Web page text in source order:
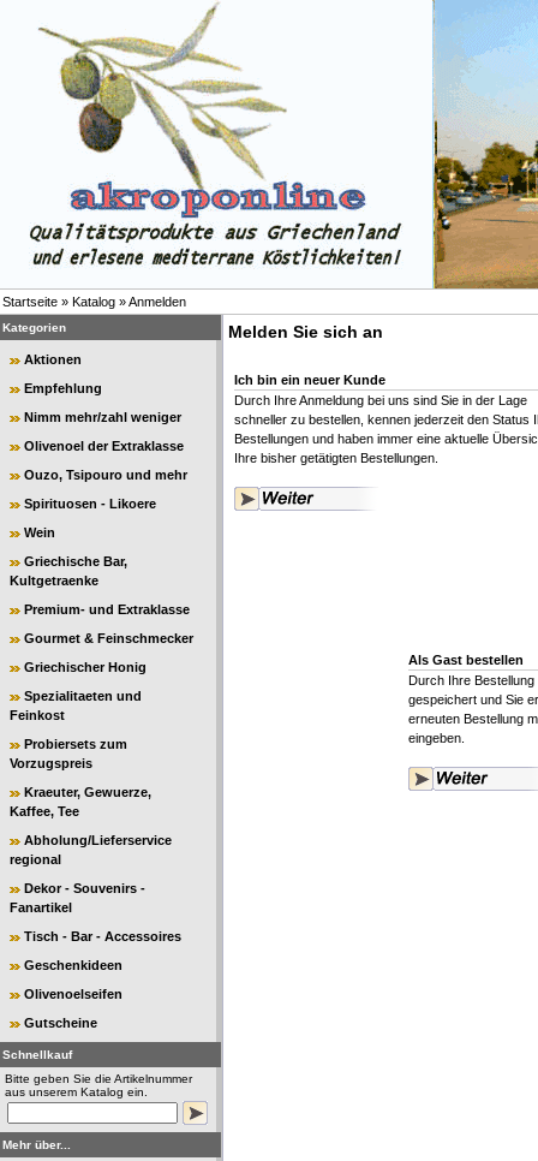
Startseite » Katalog »Anmelden
Kategorien
Aktionen
Empfehlung
Nimm mehr/zahl weniger
Olivenoel der Extraklasse
Ouzo, Tsipouro und mehr
Spirituosen - Likoere
Wein
Griechische Bar,
Kultgetraenke
Premium- und Extraklasse
Gourmet & Feinschmecker
Griechischer Honig
Spezialitaeten und
Feinkost
Probiersets zum
Vorzugspreis
Kraeuter, Gewuerze,
Kaffee, Tee
Abholung/Lieferservice
regional
Dekor - Souvenirs -
Fanartikel
Tisch - Bar - Accessoires
Geschenkideen
Olivenoelseifen
Gutscheine
Schnellkauf
Bitte geben Sie die Artikelnummer
aus unserem Katalog ein.
Mehr über...
Melden Sie sich an
Ich bin ein neuer Kunde
Durch Ihre Anmeldung bei uns sind Sie in der Lage
schneller zu bestellen, kennen jederzeit den Status
Bestellungen und haben immer eine aktuelle
Ihre bisher getätigten Bestellungen.
Als Gast bestellen
Durch Ihre
gespeichert und Sie
erneuten Bestellung
eingeben.